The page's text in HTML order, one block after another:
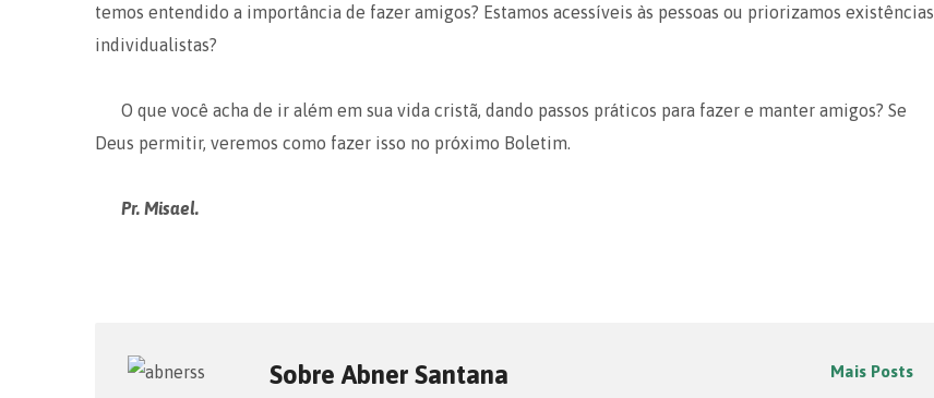
temos entendido a importância de fazer amigos? Estamos acessíveis às pessoas ou priorizamos existências
individualistas?
O que você acha de ir além em sua vida cristã, dando passos práticos para fazer e manter amigos? Se
Deus permitir, veremos como fazer isso no próximo Boletim.
Pr. Misael.
Mais Posts
Sobre Abner Santana